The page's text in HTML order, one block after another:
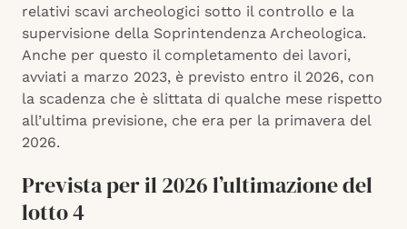
relativi scavi archeologici sotto il controllo e la
supervisione della Soprintendenza Archeologica.
Anche per questo il completamento dei lavori,
avviati a marzo 2023, è previsto entro il 2026, con
la scadenza che è slittata di qualche mese rispetto
all’ultima previsione, che era per la primavera del
2026.
Prevista per il 2026 l’ultimazione del
lotto 4